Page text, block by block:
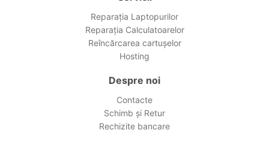
Reparația Laptopurilor
Reparația Calculatoarelor
Reîncărcarea cartușelor
Hosting
Despre noi
Contacte
Schimb și Retur
Rechizite bancare